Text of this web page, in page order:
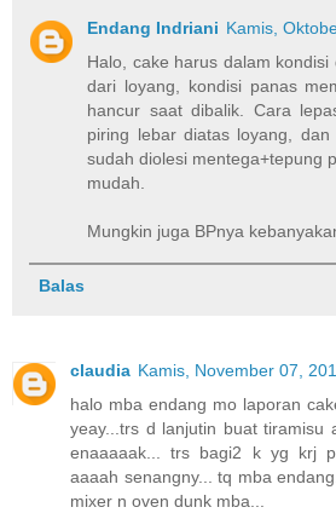
Endang Indriani Kamis,
Halo, cake harus dalam
dari loyang, kondisi panas
hancur saat dibalik. Cara
piring lebar diatas loyang,
sudah diolesi mentega+tepung
mudah.
Mungkin juga BPnya
Balas
claudia Kamis, November 07,
halo mba endang mo laporan
yeay...trs d lanjutin buat tiramisu
enaaaaak... trs bagi2 k yg krj
aaaah senangny... tq mba
mixer n oven dunk mba...